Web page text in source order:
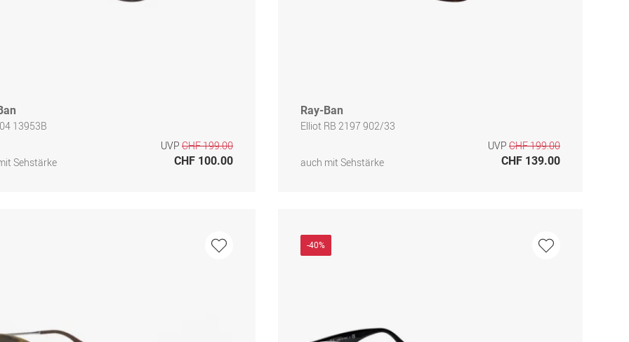
13953B
Sehstärke
UVP CHF 199.00
CHF 100.00
Ray-Ban
Elliot RB 2197 902/33
auch mit Sehstärke
UVP CHF 199.00
CHF 139.00
-40%